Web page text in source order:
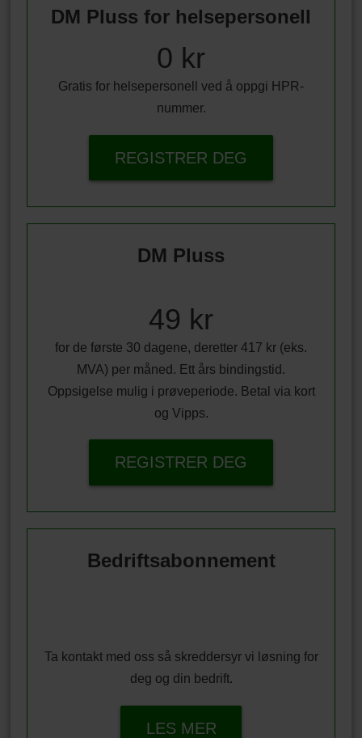
DM Pluss for helsepersonell
0 kr
Gratis for helsepersonell ved å oppgi HPR-
nummer.
REGISTRER DEG
DM Pluss
49 kr
for de første 30 dagene, deretter 417 kr (eks.
MVA) per måned. Ett års bindingstid.
Oppsigelse mulig i prøveperiode. Betal via kort
og Vipps.
REGISTRER DEG
Bedriftsabonnement
Ta kontakt med oss så skreddersyr vi løsning for
deg og din bedrift.
LES MER